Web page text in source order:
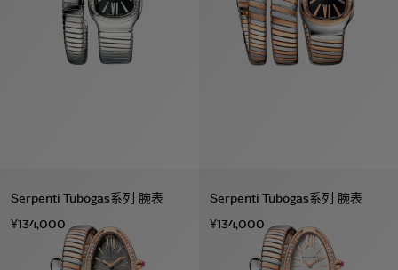
Serpenti Tubogas系列 腕表
¥134,000
Serpenti Tubogas系列 腕表
¥134,000